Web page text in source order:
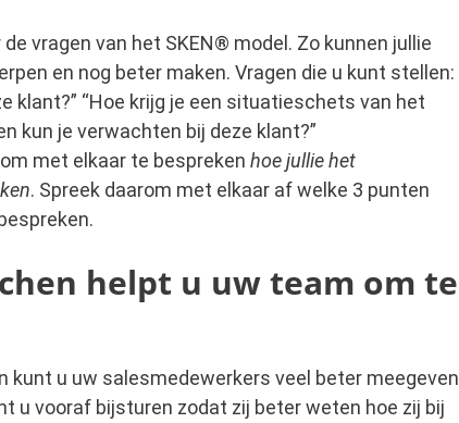
vragen van het SKEN® model. Zo kunnen jullie
en nog beter maken. Vragen die u kunt stellen:
klant?” “Hoe krijg je een situatieschets van het
kun je verwachten bij deze klant?”
met elkaar te bespreken hoe jullie het
. Spreek daarom met elkaar af welke 3 punten
helpt u uw team om te
kunt u uw salesmedewerkers veel beter meegeven
u vooraf bijsturen zodat zij beter weten hoe zij bij